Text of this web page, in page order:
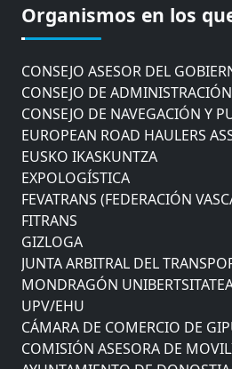
Organismos en los
AYUNTAMIENTO DE DONOSTIA
COMITÉ DE INSPECCION DE
CONSEJO ASESOR DEL
CONSEJO DE
CONSEJO DE NAVEGACIÓN Y
EUROPEAN ROAD HAULERS
EUSKO IKASKUNTZA
EXPOLOGÍSTICA
FEVATRANS (FEDERACIÓN
FITRANS
GIZLOGA
JUNTA ARBITRAL DEL
MONDRAGÓN UNIBERTSITATEA
UPV/EHU
CÁMARA DE COMERCIO DE
COMISIÓN ASESORA DE